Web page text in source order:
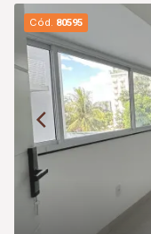
Cód. 80595